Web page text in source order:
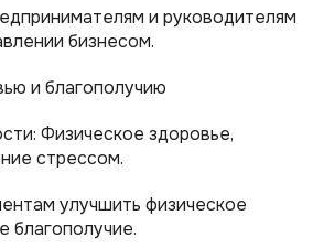
и руководителям
бизнесом.
и благополучию
Физическое здоровье,
стрессом.
улучшить физическое
благополучие.